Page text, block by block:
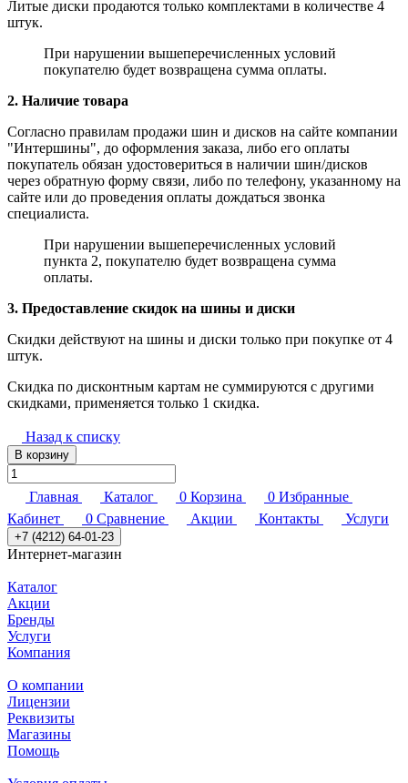
Литые диски продаются только комплектами в количестве 4
штук.
При нарушении вышеперечисленных условий
покупателю будет возвращена сумма оплаты.
2. Наличие товара
Согласно правилам продажи шин и дисков на сайте компании
"Интершины", до оформления заказа, либо его оплаты
покупатель обязан удостовериться в наличии шин/дисков
через обратную форму связи, либо по телефону, указанному на
сайте или до проведения оплаты дождаться звонка
специалиста.
При нарушении вышеперечисленных условий
пункта 2, покупателю будет возвращена сумма
оплаты.
3. Предоставление скидок на шины и диски
Скидки действуют на шины и диски только при покупке от 4
штук.
Скидка по дисконтным картам не суммируются с другими
скидками, применяется только 1 скидка.
Назад к списку
В корзину
Главная Каталог 0 Корзина 0 Избранные
Кабинет
0 Сравнение Акции Контакты Услуги
+7 (4212) 64-01-23
Интернет-магазин
Каталог
Акции
Бренды
Услуги
Компания
О компании
Лицензии
Реквизиты
Магазины
Помощь